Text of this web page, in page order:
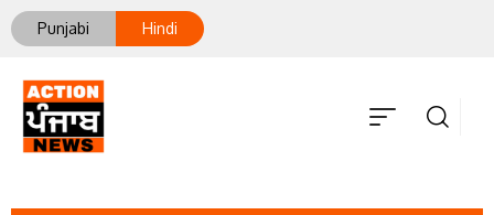
Punjabi Hindi